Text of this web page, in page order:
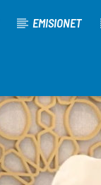
EMISIONET